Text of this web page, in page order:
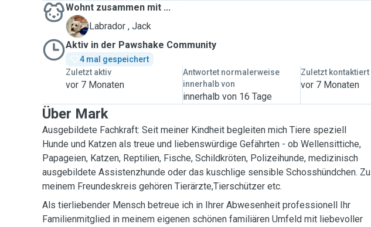
Wohnt zusammen mit ...
J
Labrador , Jack
Aktiv in der Pawshake Community
4 mal gespeichert
Zuletzt aktiv
vor 7 Monaten
Antwortet normalerweise
innerhalb von
innerhalb von 16 Tage
Zuletzt kontaktiert
vor 7 Monaten
Über Mark
Ausgebildete Fachkraft: Seit meiner Kindheit begleiten mich Tiere speziell
Hunde und Katzen als treue und liebenswürdige Gefährten - ob Wellensittiche,
Papageien, Katzen, Reptilien, Fische, Schildkröten, Polizeihunde, medizinisch
ausgebildete Assistenzhunde oder das kuschlige sensible Schosshündchen. Zu
meinem Freundeskreis gehören Tierärzte,Tierschützer etc.
Als tierliebender Mensch betreue ich in Ihrer Abwesenheit professionell Ihr
Familienmitglied in meinem eigenen schönen familiären Umfeld mit liebevoller